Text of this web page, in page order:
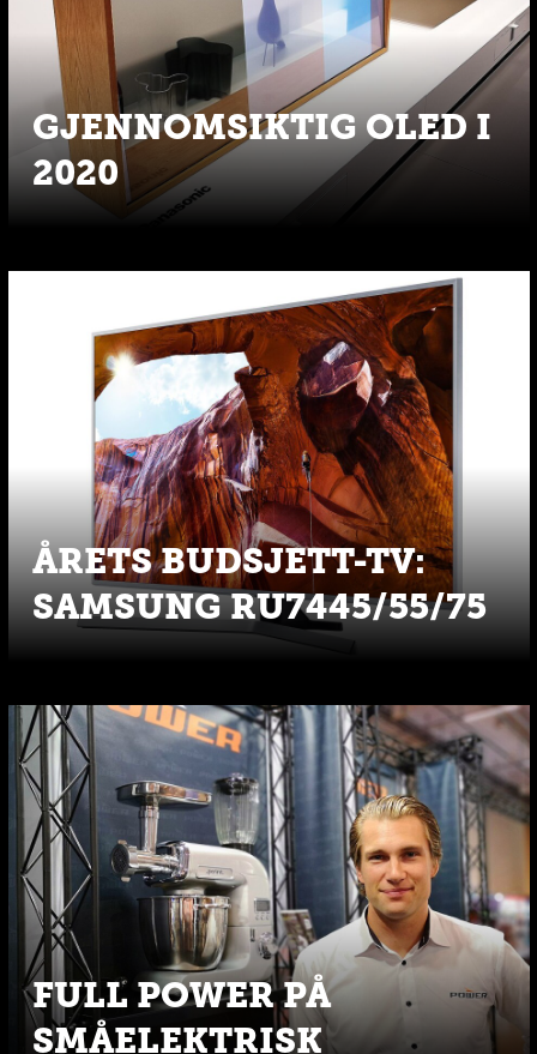
GJENNOMSIKTIG OLED I
2020
ÅRETS BUDSJETT-TV:
SAMSUNG RU7445/55/75
FULL POWER PÅ
SMÅELEKTRISK